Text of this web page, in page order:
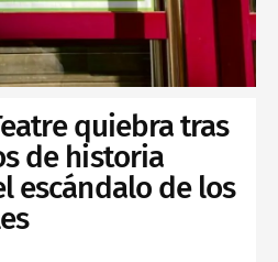
quiebra tras
de historia
escándalo de los